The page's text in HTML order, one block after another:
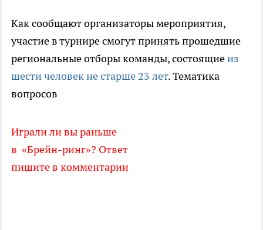
Как сообщают организаторы мероприятия,
участие в турнире смогут принять прошедшие
региональные отборы команды, состоящиеиз
шести человек не старше 23 лет. Тематика
вопросов
Играли ли вы раньше
в «Брейн-ринг»? Ответ
пишите в комментарии